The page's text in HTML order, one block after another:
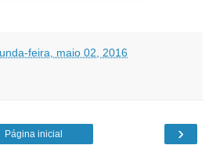
feira, maio 02, 2016
›
Página inicial